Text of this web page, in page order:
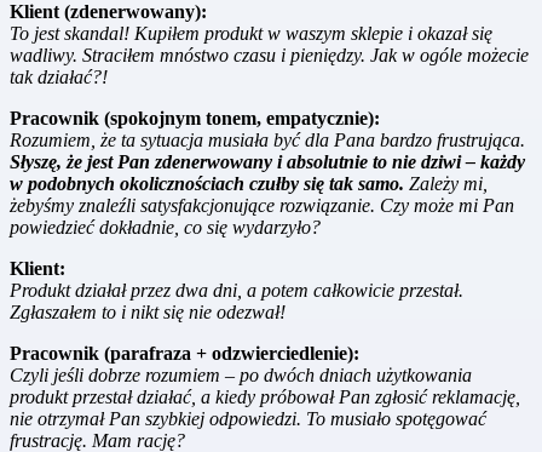
Klient (zdenerwowany):
To jest skandal! Kupiłem produkt w waszym sklepie i okazał się
wadliwy. Straciłem mnóstwo czasu i pieniędzy. Jak w ogóle możecie
tak działać?!
Pracownik (spokojnym tonem, empatycznie):
Rozumiem, że ta sytuacja musiała być dla Pana bardzo frustrująca.
Słyszę, że jest Pan zdenerwowany i absolutnie to nie dziwi – każdy
w podobnych okolicznościach czułby się tak samo. Zależy mi,
żebyśmy znaleźli satysfakcjonujące rozwiązanie. Czy może mi Pan
powiedzieć dokładnie, co się wydarzyło?
Klient:
Produkt działał przez dwa dni, a potem całkowicie przestał.
Zgłaszałem to i nikt się nie odezwał!
Pracownik (parafraza + odzwierciedlenie):
Czyli jeśli dobrze rozumiem – po dwóch dniach użytkowania
produkt przestał działać, a kiedy próbował Pan zgłosić reklamację,
nie otrzymał Pan szybkiej odpowiedzi. To musiało spotęgować
frustrację. Mam rację?